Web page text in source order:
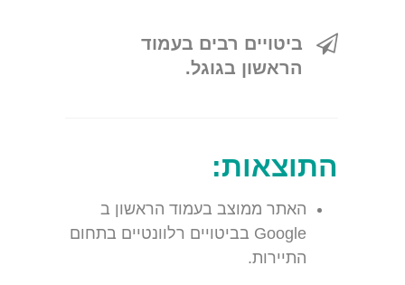
ביטויים רבים בעמוד
הראשון בגוגל.
התוצאות:
האתר ממוצב בעמוד הראשון ב
Google בביטויים רלוונטיים בתחום
התיירות.